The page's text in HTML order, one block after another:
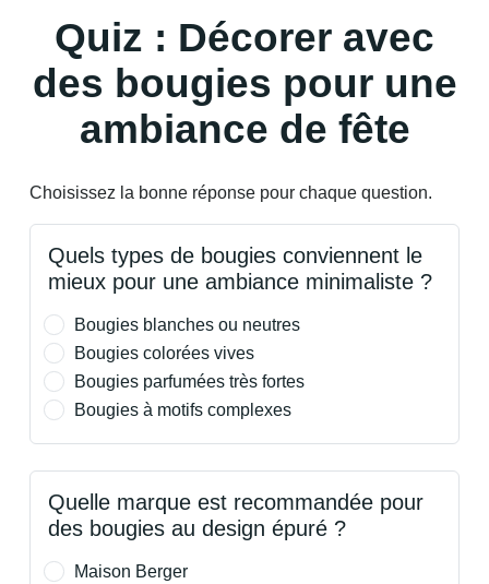
Quiz : Décorer avec
des bougies pour une
ambiance de fête
Choisissez la bonne réponse pour chaque question.
Quels types de bougies conviennent le
mieux pour une ambiance minimaliste ?
Bougies blanches ou neutres
Bougies colorées vives
Bougies parfumées très fortes
Bougies à motifs complexes
Quelle marque est recommandée pour
des bougies au design épuré ?
Maison Berger